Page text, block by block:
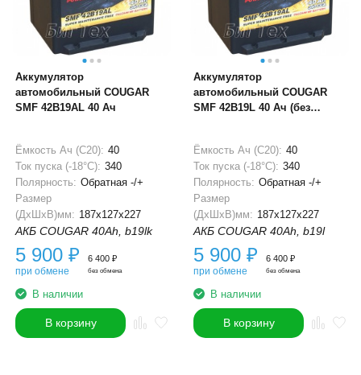
Аккумулятор
автомобильный COUGAR
SMF 42B19AL 40 Ач
Ёмкость Ач (С20): 40
Ток пуска (-18°С): 340
Полярность: Обратная -/+
Размер
(ДхШхВ)мм: 187x127x227
АКБ COUGAR 40Ah, b19lk
5 900 ₽
при обмене
6 400 ₽
без обмена
В наличии
В корзину
Аккумулятор
автомобильный COUGAR
SMF 42B19L 40 Ач (без
Ёмкость Ач (С20): 40
Ток пуска (-18°С): 340
Полярность: Обратная -/+
Размер
(ДхШхВ)мм: 187x127x227
АКБ COUGAR 40Ah, b19l
5 900 ₽
при обмене
6 400 ₽
без обмена
В наличии
В корзину